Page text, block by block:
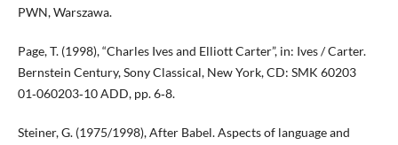
PWN, Warszawa.
Page, T. (1998), “Charles Ives and Elliott Carter”, in: Ives / Carter.
Bernstein Century, Sony Classical, New York, CD: SMK 60203
01‑060203‑10 ADD, pp. 6‑8.
Steiner, G. (1975/1998), After Babel. Aspects of language and